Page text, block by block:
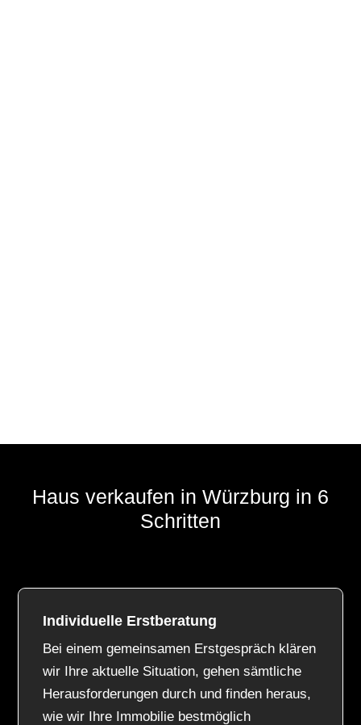
Haus verkaufen in Würzburg in 6
Schritten
Individuelle Erstberatung
Bei einem gemeinsamen Erstgespräch klären
wir Ihre aktuelle Situation, gehen sämtliche
Herausforderungen durch und finden heraus,
wie wir Ihre Immobilie bestmöglich